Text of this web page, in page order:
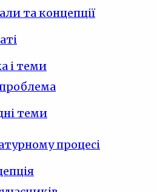
та концепції
і теми
теми
процесі